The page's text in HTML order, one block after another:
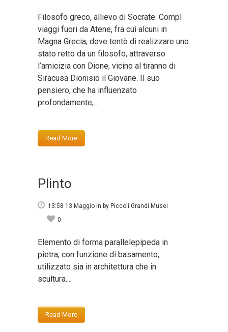
Filosofo greco, allievo di Socrate. Compì
viaggi fuori da Atene, fra cui alcuni in
Magna Grecia, dove tentò di realizzare uno
stato retto da un filosofo, attraverso
l’amicizia con Dione, vicino al tiranno di
Siracusa Dionisio il Giovane. Il suo
pensiero, che ha influenzato
profondamente,...
Read More
Plinto
13:58 13 Maggio in by Piccoli Grandi Musei
0
Elemento di forma parallelepipeda in
pietra, con funzione di basamento,
utilizzato sia in architettura che in
scultura....
Read More